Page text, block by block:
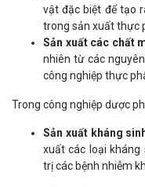
vật đặc biệt để tạo
trong sản xuất thực
Sản xuất các chất
nhiên từ các
công nghiệp thực
Trong công nghiệp dược
Sản xuất kháng
xuất các loại kháng
trị các bệnh nhiễm